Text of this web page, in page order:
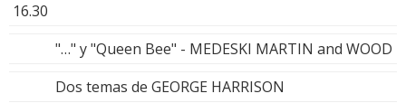
16.30
"…" y "Queen Bee" - MEDESKI MARTIN and WOOD
Dos temas de GEORGE HARRISON